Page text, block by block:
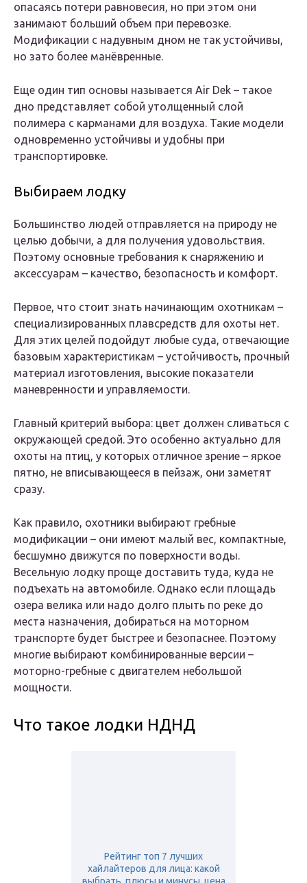
опасаясь потери равновесия, но при этом они
занимают больший объем при перевозке.
Модификации с надувным дном не так устойчивы,
но зато более манёвренные.
Еще один тип основы называется Air Dek – такое
дно представляет собой утолщенный слой
полимера с карманами для воздуха. Такие модели
одновременно устойчивы и удобны при
транспортировке.
Выбираем лодку
Большинство людей отправляется на природу не
целью добычи, а для получения удовольствия.
Поэтому основные требования к снаряжению и
аксессуарам – качество, безопасность и комфорт.
Первое, что стоит знать начинающим охотникам –
специализированных плавсредств для охоты нет.
Для этих целей подойдут любые суда, отвечающие
базовым характеристикам – устойчивость, прочный
материал изготовления, высокие показатели
маневренности и управляемости.
Главный критерий выбора: цвет должен сливаться с
окружающей средой. Это особенно актуально для
охоты на птиц, у которых отличное зрение – яркое
пятно, не вписывающееся в пейзаж, они заметят
сразу.
Как правило, охотники выбирают гребные
модификации – они имеют малый вес, компактные,
бесшумно движутся по поверхности воды.
Весельную лодку проще доставить туда, куда не
подъехать на автомобиле. Однако если площадь
озера велика или надо долго плыть по реке до
места назначения, добираться на моторном
транспорте будет быстрее и безопаснее. Поэтому
многие выбирают комбинированные версии –
моторно-гребные с двигателем небольшой
мощности.
Что такое лодки НДНД
Рейтинг топ 7 лучших
хайлайтеров для лица: какой